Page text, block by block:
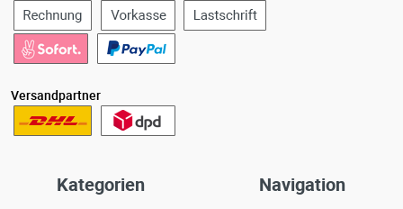
Versandpartner
Kategorien Navigation